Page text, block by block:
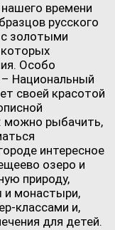
времени
русского
золотыми
Особо
– Национальный
своей красотой
можно рыбачить,
интересное
озеро и
природу,
и монастыри,
классами и,
для детей.